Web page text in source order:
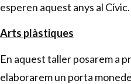
esperen aquest anys al Cívic.
Arts plàstiques
En aquest taller posarem a
elaborarem un porta